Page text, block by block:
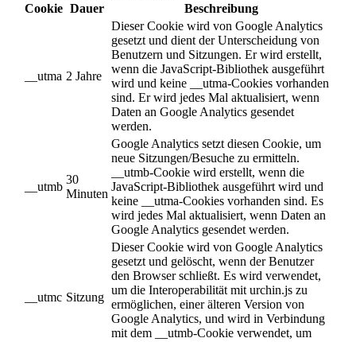
Cookie Dauer Beschreibung
__utma 2 Jahre
Dieser Cookie wird von Google Analytics
gesetzt und dient der Unterscheidung von
Benutzern und Sitzungen. Er wird erstellt,
wenn die JavaScript-Bibliothek ausgeführt
wird und keine __utma-Cookies vorhanden
sind. Er wird jedes Mal aktualisiert, wenn
Daten an Google Analytics gesendet
werden.
__utmb
30
Minuten
Google Analytics setzt diesen Cookie, um
neue Sitzungen/Besuche zu ermitteln.
__utmb-Cookie wird erstellt, wenn die
JavaScript-Bibliothek ausgeführt wird und
keine __utma-Cookies vorhanden sind. Es
wird jedes Mal aktualisiert, wenn Daten an
Google Analytics gesendet werden.
__utmc Sitzung
Dieser Cookie wird von Google Analytics
gesetzt und gelöscht, wenn der Benutzer
den Browser schließt. Es wird verwendet,
um die Interoperabilität mit urchin.js zu
ermöglichen, einer älteren Version von
Google Analytics, und wird in Verbindung
mit dem __utmb-Cookie verwendet, um